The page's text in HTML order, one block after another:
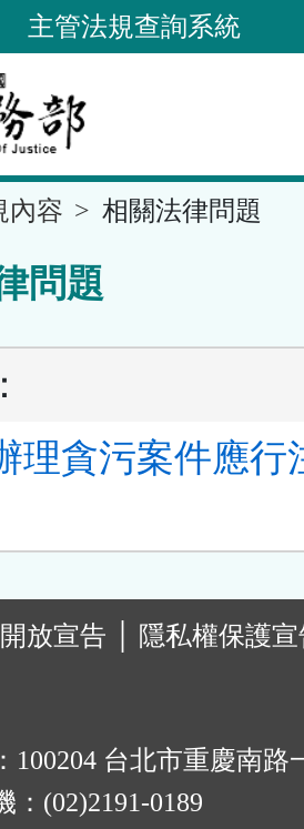
主管法規查詢系統
內容 相關法律問題
問題
理貪污案件應行
放宣告
隱私權保護
100204 台北市重慶南路
(02)2191-0189